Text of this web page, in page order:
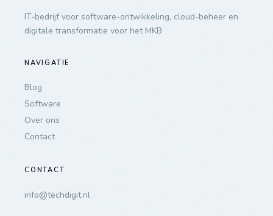
IT-bedrijf voor software-ontwikkeling, cloud-beheer en
digitale transformatie voor het MKB
NAVIGATIE
Blog
Software
Over ons
Contact
CONTACT
info@techdigit.nl